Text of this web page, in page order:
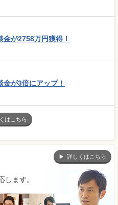
が2758万円獲得！
が3倍にアップ！
はこちら
詳しくはこちら
ます。